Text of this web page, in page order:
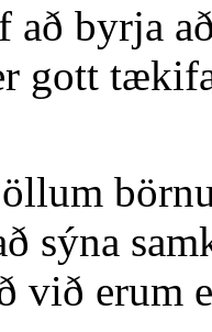
að byrja
gott
sýna
við erum